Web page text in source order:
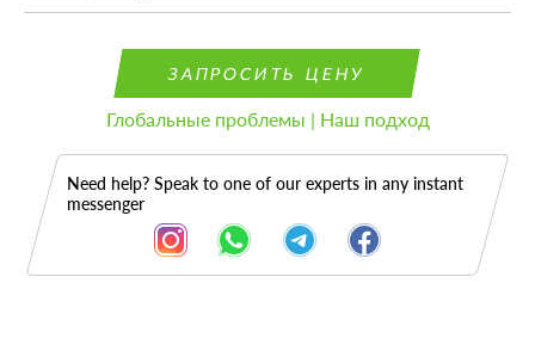
ЗАПРОСИТЬ ЦЕНУ
Глобальные проблемы | Наш подход
Need help? Speak to one of our experts in any instant
messenger